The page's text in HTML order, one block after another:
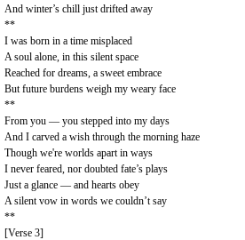
And winter’s chill just drifted away
**
I was born in a time misplaced
A soul alone, in this silent space
Reached for dreams, a sweet embrace
But future burdens weigh my weary face
**
From you — you stepped into my days
And I carved a wish through the morning haze
Though we're worlds apart in ways
I never feared, nor doubted fate’s plays
Just a glance — and hearts obey
A silent vow in words we couldn’t say
**
[Verse 3]